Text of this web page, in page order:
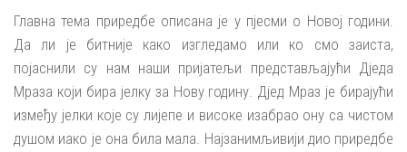
Главна тема приредбе описана је у пјесми о Новој години.
Да ли је битније како изгледамо или ко смо заиста,
појаснили су нам наши пријатељи представљајући Дједа
Мраза који бира јелку за Нову годину. Дјед Мраз је бирајући
између јелки које су лијепе и високе изабрао ону са чистом
душом иако је она била мала. Најзанимљивији дио приредбе